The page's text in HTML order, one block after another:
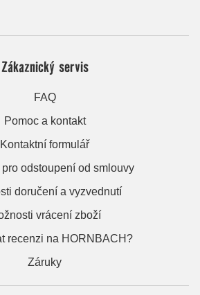
Zákaznický servis
FAQ
Pomoc a kontakt
Kontaktní formulář
pro odstoupení od smlouvy
doručení a vyzvednutí
vrácení zboží
recenzi na HORNBACH?
Záruky